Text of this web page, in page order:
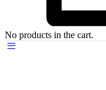
No products in the cart.